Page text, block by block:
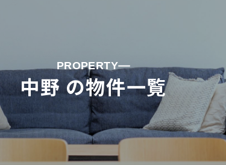
PROPERTY
中野 の物件一覧